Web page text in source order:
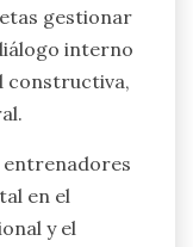
gestionar
interno
constructiva,
en el
y el